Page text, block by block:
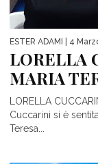
ESTER ADAMI | 4
LORELLA
MARIA
LORELLA
Cuccarini si è
Teresa...